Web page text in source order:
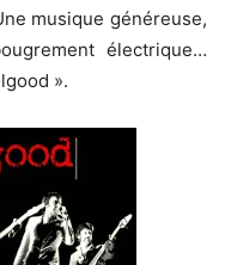
musique généreuse,
électrique…
».